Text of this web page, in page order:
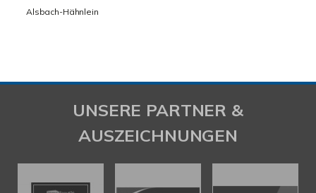
Alsbach-Hähnlein
UNSERE PARTNER &
AUSZEICHNUNGEN